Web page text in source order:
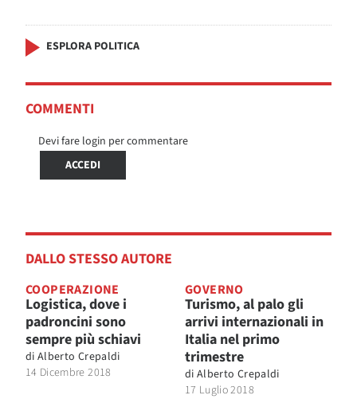
ESPLORA POLITICA
COMMENTI
Devi fare login per commentare
ACCEDI
DALLO STESSO AUTORE
COOPERAZIONE
Logistica, dove i
padroncini sono
sempre più schiavi
di Alberto Crepaldi
14 Dicembre 2018
GOVERNO
Turismo, al palo gli
arrivi internazionali in
Italia nel primo
trimestre
di Alberto Crepaldi
17 Luglio 2018